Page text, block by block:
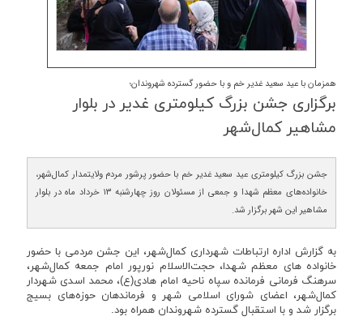
همزمان با عید سعید غدیر خم و با حضور گسترده شهروندان؛
برگزاری جشن بزرگ كیلومتری غدیر در بلوار
مشاهیر كمال‌شهر
جشن بزرگ کیلومتری عید سعید غدیر خم با حضور پرشور مردم ولایتمدار کمال‌شهر،
خانواده‌های معظم شهدا و جمعی از مسئولان روز چهارشنبه ۱۳ خرداد ماه در بلوار
مشاهیر این شهر برگزار شد.
به گزارش اداره ارتباطات شهرداری کمال‌شهر، این جشن مردمی با حضور
خانواده های معظم شهدا، حجت‌الاسلام نورپور امام جمعه کمال‌شهر،
سرهنگ فرمانی فرمانده سپاه ناحیه امام هادی(ع)، محمد اسدی شهردار
کمال‌شهر، اعضای شورای اسلامی شهر و فرماندهان حوزه‌های بسیج
برگزار شد و با استقبال گسترده شهروندان همراه بود.